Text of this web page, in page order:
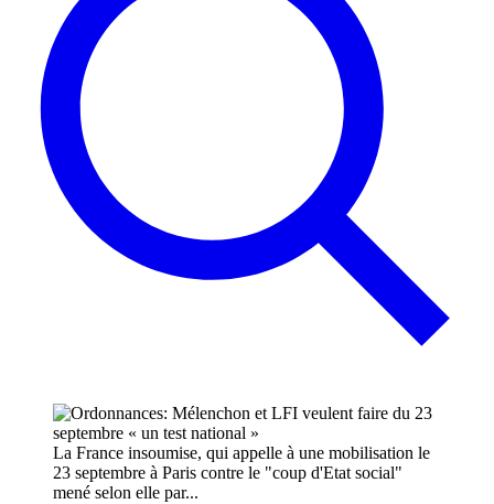
La France insoumise, qui appelle à une mobilisation le
23 septembre à Paris contre le "coup d'Etat social"
mené selon elle par...